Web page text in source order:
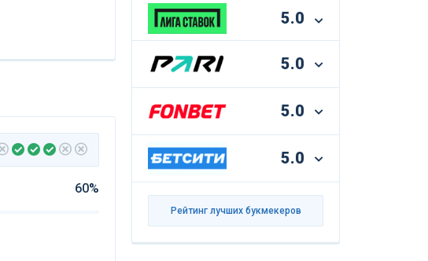
60%
5.0
5.0
5.0
5.0
Рейтинг лучших букмекеров